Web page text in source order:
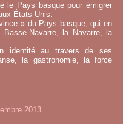
le Pays basque pour émigrer
États-Unis.
» du Pays basque, qui en
Navarre, la Navarre, la
identité au travers de ses
la gastronomie, la force
2013